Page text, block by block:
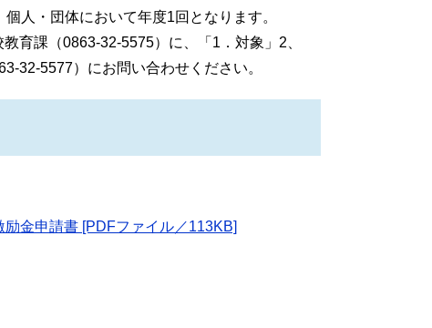
人・団体において年度1回となります。
育課（0863-32-5575）に、「1．対象」2、
32-5577）にお問い合わせください。
励金申請書 [PDFファイル／113KB]